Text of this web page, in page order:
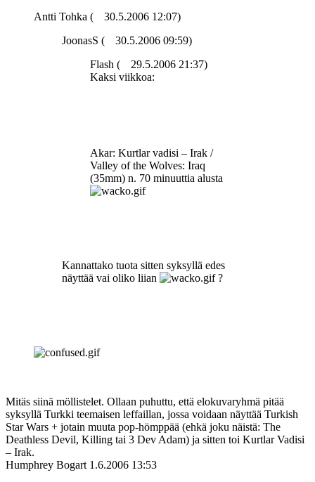
Antti Tohka (
30.5.2006 12:07)
JoonasS (
30.5.2006 09:59)
Flash (
29.5.2006 21:37)
Kaksi viikkoa:
Akar: Kurtlar vadisi – Irak /
Valley of the Wolves: Iraq
(35mm) n. 70 minuuttia alusta
Kannattako tuota sitten syksyllä edes
näyttää vai oliko liian
?
Mitäs siinä möllistelet. Ollaan puhuttu, että elokuvaryhmä pitää
syksyllä Turkki teemaisen leffaillan, jossa voidaan näyttää Turkish
Star Wars + jotain muuta pop-hömppää (ehkä joku näistä: The
Deathless Devil, Killing tai 3 Dev Adam) ja sitten toi Kurtlar Vadisi
– Irak.
Humphrey Bogart 1.6.2006 13:53